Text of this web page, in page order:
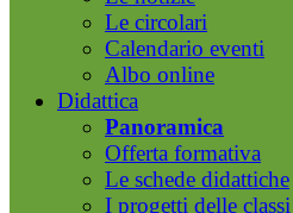
Le circolari
Calendario eventi
Albo online
Didattica
Panoramica
Offerta formativa
Le schede didattiche
I progetti delle classi